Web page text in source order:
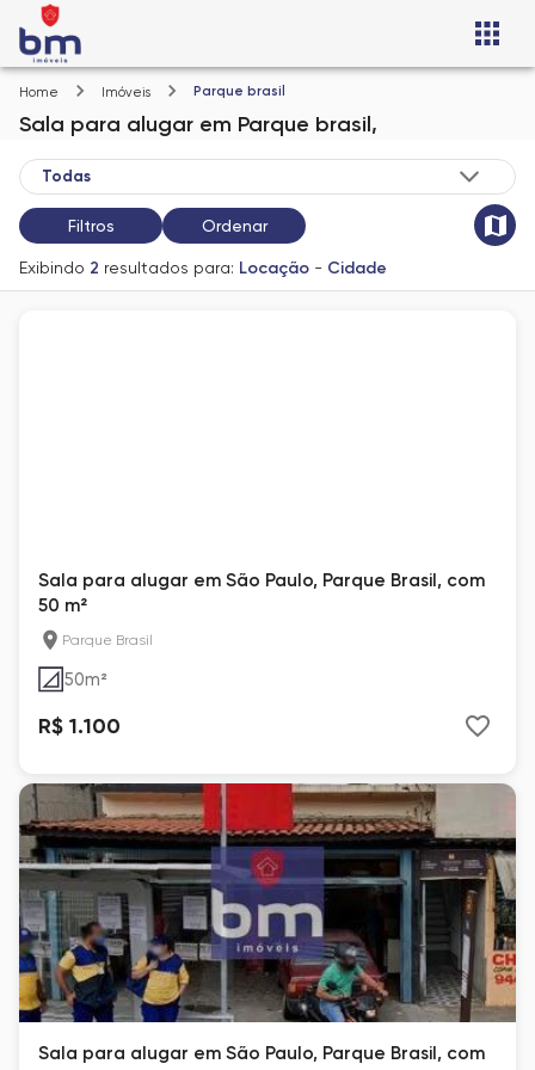
Home Imóveis Parque brasil
Sala para alugar em Parque brasil,
Filtros Ordenar
Exibindo 2 resultados para: Locação - Cidade
Sala para alugar em São Paulo, Parque Brasil, com
50 m²
Parque Brasil
50m²
R$ 1.100
Sala para alugar em São Paulo, Parque Brasil, com